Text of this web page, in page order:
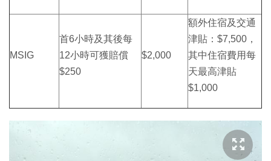
MSIG
首6小時及其後每
12小時可獲賠償
$250
$2,000
額外住宿及交通
津貼：$7,500，
其中住宿費用每
天最高津貼
$1,000